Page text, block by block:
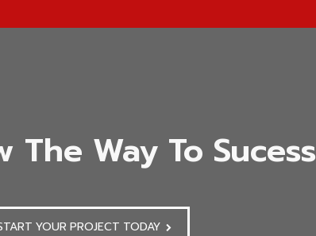
The Way To
YOUR PROJECT TODAY